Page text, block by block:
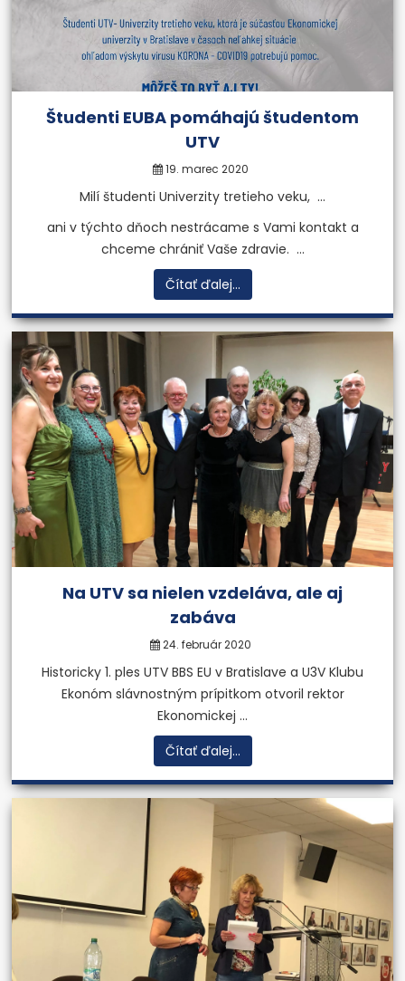
Študenti EUBA pomáhajú študentom
UTV
19. marec 2020
Milí študenti Univerzity tretieho veku, ...
ani v týchto dňoch nestrácame s Vami kontakt a
chceme chrániť Vaše zdravie. ...
Čítať ďalej...
Na UTV sa nielen vzdeláva, ale aj
zabáva
24. február 2020
Historicky 1. ples UTV BBS EU v Bratislave a U3V Klubu
Ekonóm slávnostným prípitkom otvoril rektor
Ekonomickej ...
Čítať ďalej...